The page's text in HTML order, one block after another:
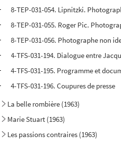
8-TEP-031-054. Lipnitzki.
8-TEP-031-055. Roger Pic.
8-TEP-031-056. Photographe non
4-TFS-031-194. Dialogue entre
4-TFS-031-195. Programme et
4-TFS-031-196. Coupures de presse
La belle rombière (1963)
Marie Stuart (1963)
Les passions contraires (1963)